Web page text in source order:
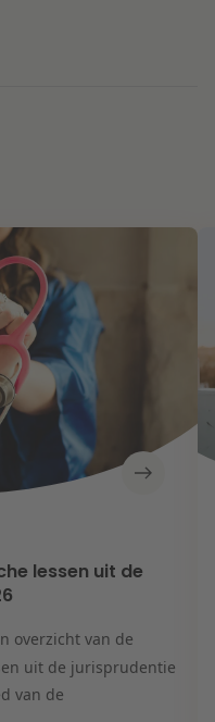
lessen uit de
overzicht van de
uit de jurisprudentie
van de